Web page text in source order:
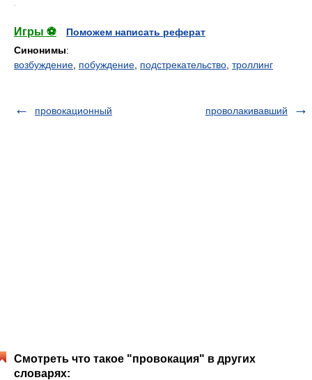
Игры ⚽
Поможем написать реферат
Синонимы:
возбуждение побуждение подстрекательство троллинг
провокационный проволакивавший
Смотреть что такое "провокация" в других
словарях: